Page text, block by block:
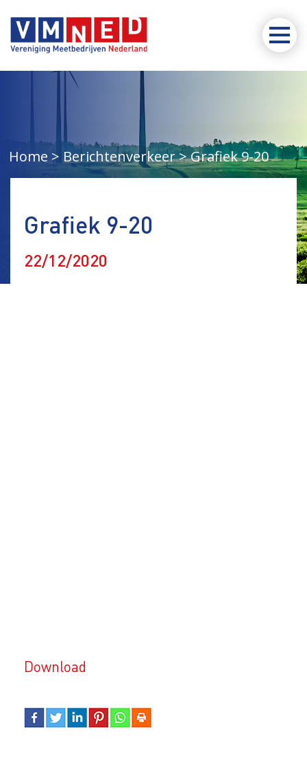
Home Berichtenverkeer Grafiek 9-20
Grafiek 9-20
22/12/2020
Download